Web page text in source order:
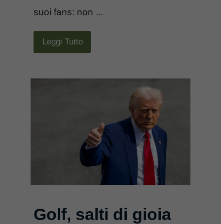
suoi fans: non ...
Leggi Tutto
Golf, salti di gioia